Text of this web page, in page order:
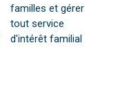
familles et gérer
tout service
d'intérêt familial